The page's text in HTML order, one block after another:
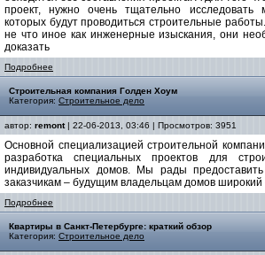
проект, нужно очень тщательно исследовать
которых будут проводиться строительные
не что иное как инженерные изыскания, они
доказать
Подробнее
Строительная компания Голден Хоум
Категория: Строительное дело
автор: remont| 22-06-2013, 03:46 | Просмотров: 3951
Основной специализацией строительной
разработка специальных проектов для
индивидуальных домов. Мы рады
заказчикам – будущим владельцам домов широкий
Подробнее
Квартиры в Санкт-Петербурге: краткий обзор
Категория: Строительное дело